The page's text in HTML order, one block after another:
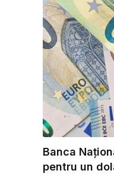
Banca
pentru un